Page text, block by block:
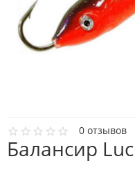
0 отзывов
Балансир